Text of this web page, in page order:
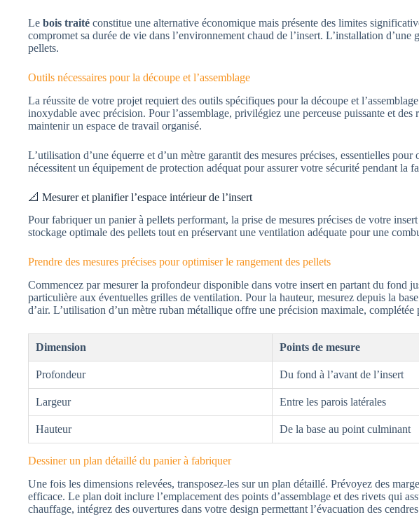
Le bois traité constitue une alternative économique mais présente des limites
compromet sa durée de vie dans l’environnement chaud de l’insert. L’installation
pellets.
Outils nécessaires pour la découpe et l’assemblage
La réussite de votre projet requiert des outils spécifiques pour la découpe et
inoxydable avec précision. Pour l’assemblage, privilégiez une perceuse puissante et
maintenir un espace de travail organisé.
L’utilisation d’une équerre et d’un mètre garantit des mesures précises, essentielles
nécessitent un équipement de protection adéquat pour assurer votre sécurité pendant la
📐 Mesurer et planifier l’espace intérieur de l’insert
Pour fabriquer un panier à pellets performant, la prise de mesures précises de votre
stockage optimale des pellets tout en préservant une ventilation adéquate pour une
Prendre des mesures précises pour optimiser le rangement des pellets
Commencez par mesurer la profondeur disponible dans votre insert en partant du fond
particulière aux éventuelles grilles de ventilation. Pour la hauteur, mesurez depuis la
d’air. L’utilisation d’un mètre ruban métallique offre une précision maximale,
Dimension Points de mesure
Profondeur Du fond à l’avant de l’insert
Largeur Entre les parois latérales
Hauteur De la base au point culminant
Dessiner un plan détaillé du panier à fabriquer
Une fois les dimensions relevées, transposez-les sur un plan détaillé. Prévoyez des
efficace. Le plan doit inclure l’emplacement des points d’assemblage et des rivets qui
chauffage, intégrez des ouvertures dans votre design permettant l’évacuation des